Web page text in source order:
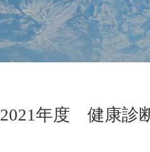
2021年度 健康診